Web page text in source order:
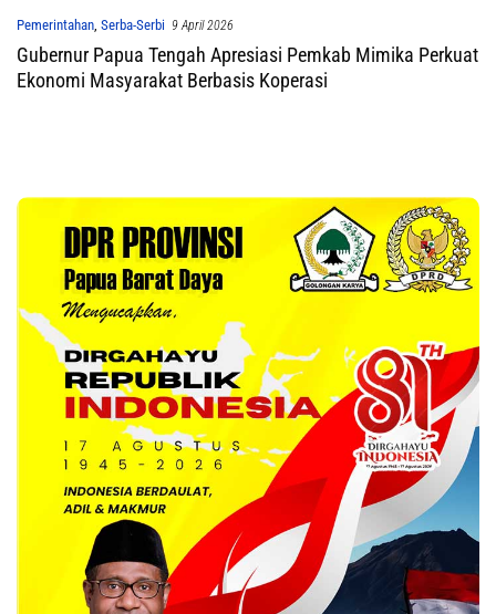
Pemerintahan, Serba-Serbi 9 April 2026
Gubernur Papua Tengah Apresiasi Pemkab Mimika Perkuat
Ekonomi Masyarakat Berbasis Koperasi